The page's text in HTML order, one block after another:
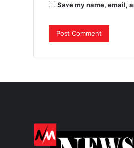
Save my name, email,